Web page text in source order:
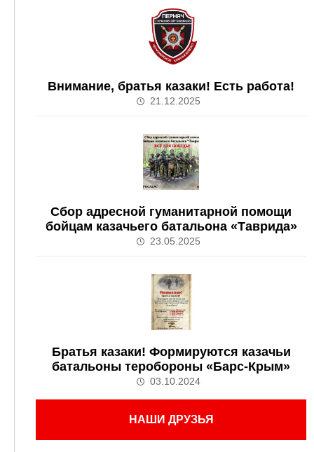
Внимание, братья казаки! Есть работа!
21.12.2025
Сбор адресной гуманитарной помощи
бойцам казачьего батальона «Таврида»
23.05.2025
Братья казаки! Формируются казачьи
батальоны теробороны «Барс-Крым»
03.10.2024
НАШИ ДРУЗЬЯ